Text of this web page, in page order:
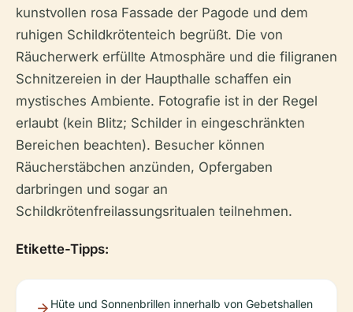
kunstvollen rosa Fassade der Pagode und dem
ruhigen Schildkrötenteich begrüßt. Die von
Räucherwerk erfüllte Atmosphäre und die filigranen
Schnitzereien in der Haupthalle schaffen ein
mystisches Ambiente. Fotografie ist in der Regel
erlaubt (kein Blitz; Schilder in eingeschränkten
Bereichen beachten). Besucher können
Räucherstäbchen anzünden, Opfergaben
darbringen und sogar an
Schildkrötenfreilassungsritualen teilnehmen.
Etikette-Tipps:
Hüte und Sonnenbrillen innerhalb von Gebetshallen